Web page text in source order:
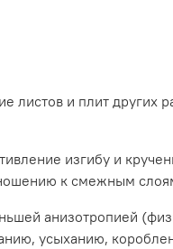
листов и плит других
изгибу и
к смежным
анизотропией
усыханию,